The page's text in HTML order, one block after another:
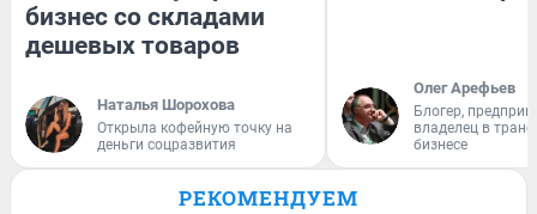
бизнес со складами
дешевых товаров
Наталья Шорохова
Открыла кофейную точку на
деньги соцразвития
Олег Арефьев
Блогер,
владелец в
бизнесе
РЕКОМЕНДУЕМ